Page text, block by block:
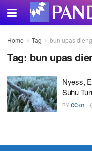
Home Tag bun upas dieng
Tag: bun upas
Nyess,
Suhu
BY CC-01